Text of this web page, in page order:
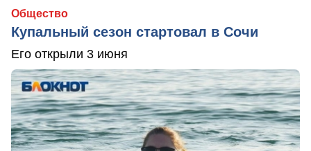
Общество
Купальный сезон стартовал в Сочи
Его открыли 3 июня